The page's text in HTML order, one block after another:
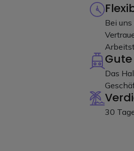
Bei
Gute
Das
30